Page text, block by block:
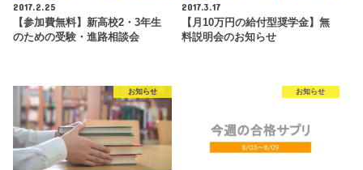
2017.2.25
【参加費無料】新高校2・3年生
のための受験・進路相談会
2017.3.17
【月10万円の給付型奨学金】無
料説明会のお知らせ
お知らせ お知らせ